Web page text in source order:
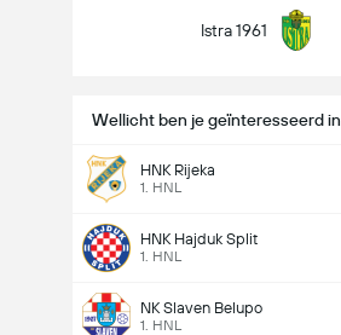
Istra 1961
Wellicht ben je geïnteresseerd in
HNK Rijeka
1. HNL
HNK Hajduk Split
1. HNL
NK Slaven Belupo
1. HNL